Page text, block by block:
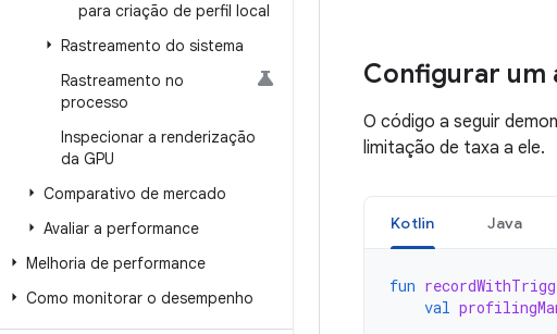
para criação de perfil local
Rastreamento do sistema
Rastreamento no
processo
Inspecionar a renderização
da GPU
Comparativo de mercado
Avaliar a performance
Melhoria de performance
Como monitorar o desempenho
Configurar um
O código a seguir
limitação de taxa a ele.
Kotlin Java
fun
val